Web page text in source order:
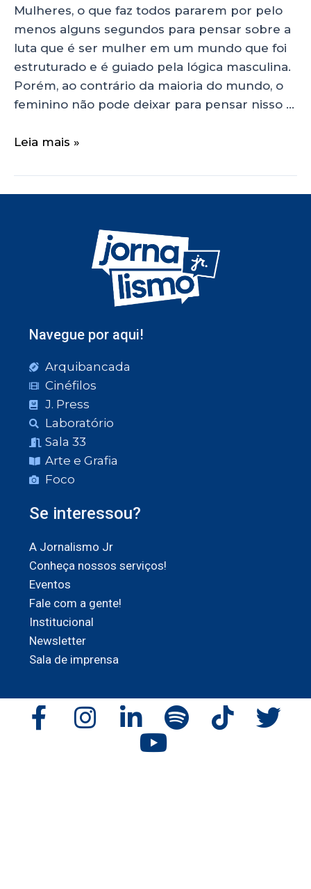
Mulheres, o que faz todos pararem por pelo
menos alguns segundos para pensar sobre a
luta que é ser mulher em um mundo que foi
estruturado e é guiado pela lógica masculina.
Porém, ao contrário da maioria do mundo, o
feminino não pode deixar para pensar nisso …
Leia mais »
Navegue por aqui!
Arquibancada
Cinéfilos
J. Press
Laboratório
Sala 33
Arte e Grafia
Foco
Se interessou?
A Jornalismo Jr
Conheça nossos serviços!
Eventos
Fale com a gente!
Institucional
Newsletter
Sala de imprensa